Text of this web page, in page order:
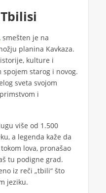
smešten je na
planina Kavkaza.
kulture i
starog i novog.
sveta svojom
i
više od 1.500
a legenda kaže da
lova, pronašao
tu podigne grad.
iz reči „tbili“ što
jeziku.